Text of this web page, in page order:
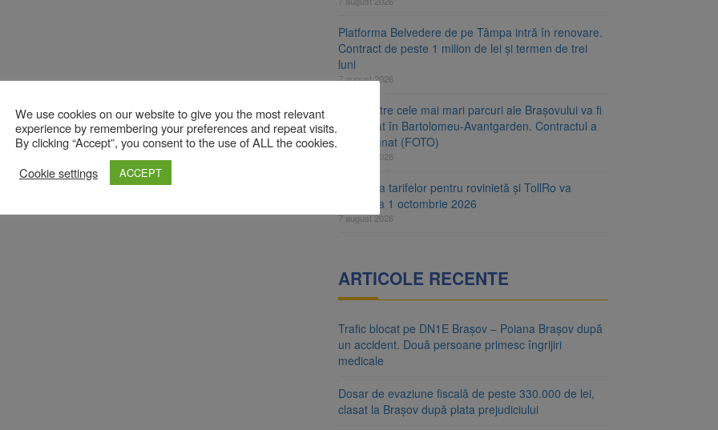
Platforma Belvedere de pe Tâmpa intră în renovare.
Contract de peste 1 milion de lei și termen de trei
luni
7 august 2026
Unul dintre cele mai mari parcuri ale Brașovului va fi
amenajat în Bartolomeu-Avantgarden. Contractul a
fost semnat (FOTO)
7 august 2026
Aplicarea tarifelor pentru rovinietă și TollRo va
începe la 1 octombrie 2026
7 august 2026
ARTICOLE RECENTE
Trafic blocat pe DN1E Brașov – Poiana Brașov după
un accident. Două persoane primesc îngrijiri
medicale
Dosar de evaziune fiscală de peste 330.000 de lei,
clasat la Brașov după plata prejudiciului
We use cookies on our website to give you the most relevant
experience by remembering your preferences and repeat visits.
By clicking “Accept”, you consent to the use of ALL the cookies.
Cookie settings
ACCEPT